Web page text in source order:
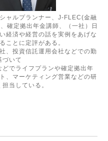
ャルプランナー、J-FLEC(金融
確定拠出年金講師、（一社）日
経済や経営の話を実例をあげな
ことに定評がある。
、投資信託運用会社などでの勤
づいて
でライフプランや確定拠出年
、マーケティング営業などの研
当している。